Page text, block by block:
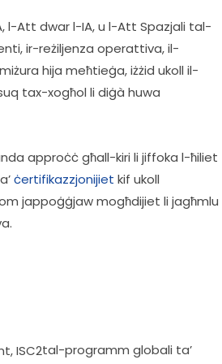
l-Att dwar l-IA, u l-Att Spazjali tal-
ir-reżiljenza operattiva, il-
hija meħtieġa, iżżid ukoll il-
tax-xogħol li diġà huwa
approċċ għall-kiri li jiffoka l-ħiliet
ċertifikazzjonijiet kif ukoll
jappoġġjaw mogħdijiet li jagħmlu
tal-programm globali ta’